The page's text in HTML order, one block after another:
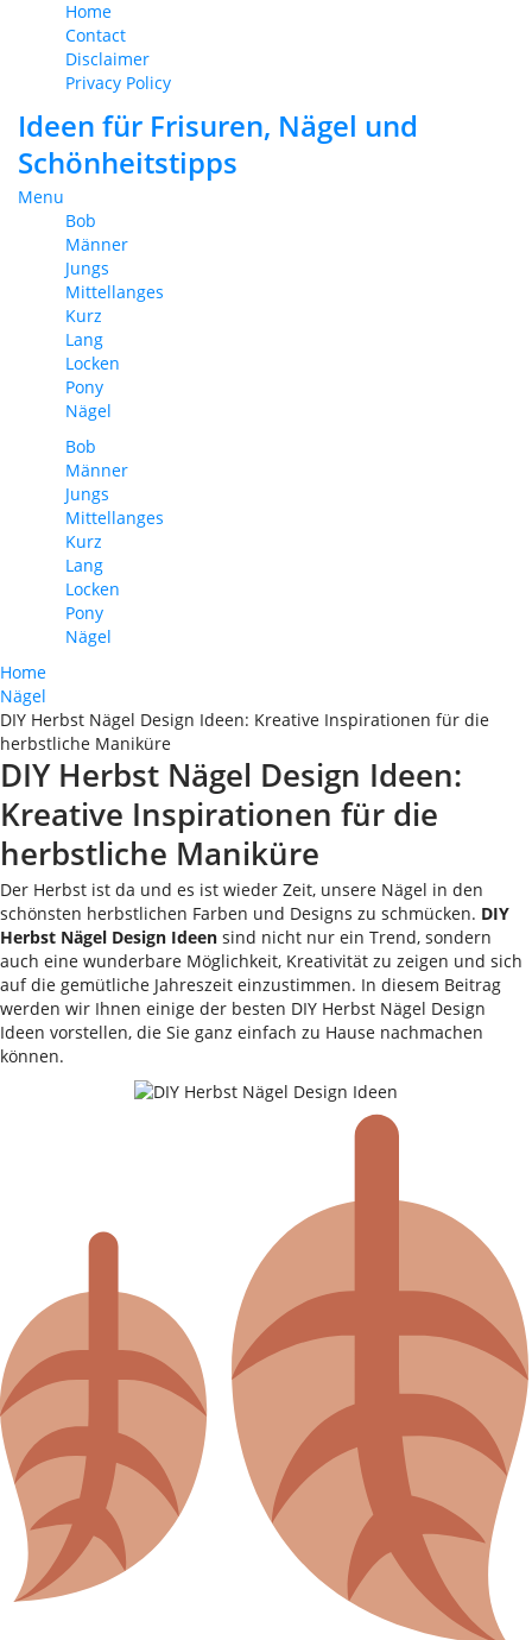
Home
Contact
Disclaimer
Privacy Policy
Ideen für Frisuren, Nägel und
Schönheitstipps
Menu
Bob
Männer
Jungs
Mittellanges
Kurz
Lang
Locken
Pony
Nägel
Bob
Männer
Jungs
Mittellanges
Kurz
Lang
Locken
Pony
Nägel
Home
Nägel
DIY Herbst Nägel Design Ideen: Kreative Inspirationen für die
herbstliche Maniküre
DIY Herbst Nägel Design Ideen:
Kreative Inspirationen für die
herbstliche Maniküre
Der Herbst ist da und es ist wieder Zeit, unsere Nägel in den
schönsten herbstlichen Farben und Designs zu schmücken. DIY
Herbst Nägel Design Ideen sind nicht nur ein Trend, sondern
auch eine wunderbare Möglichkeit, Kreativität zu zeigen und sich
auf die gemütliche Jahreszeit einzustimmen. In diesem Beitrag
werden wir Ihnen einige der besten DIY Herbst Nägel Design
Ideen vorstellen, die Sie ganz einfach zu Hause nachmachen
können.